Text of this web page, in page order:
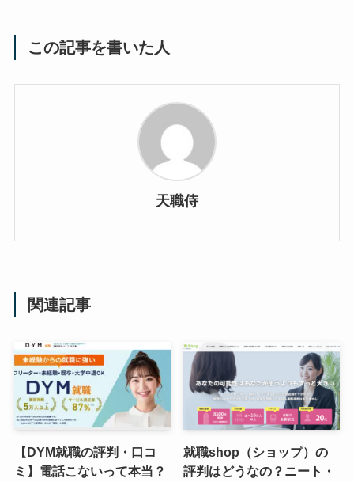
この記事を書いた人
天職侍
関連記事
【DYM就職の評判・口コ
ミ】電話こないって本当？
就職shop（ショップ）の
評判はどうなの？ニート・